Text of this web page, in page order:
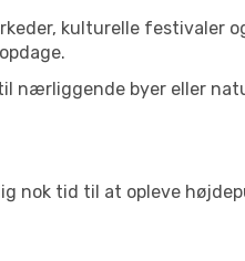
kulturelle festivaler
nærliggende byer eller
nok tid til at opleve